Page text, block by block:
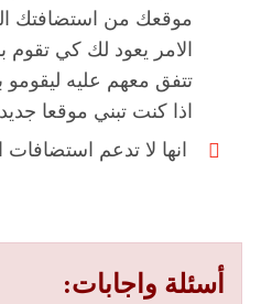
موقعك من استضافتك
الامر يعود لك كي تقوم
تتفق معهم عليه
اذا كنت تبني موقعا
انها لا تدعم استضافات
أسئلة واجابات: